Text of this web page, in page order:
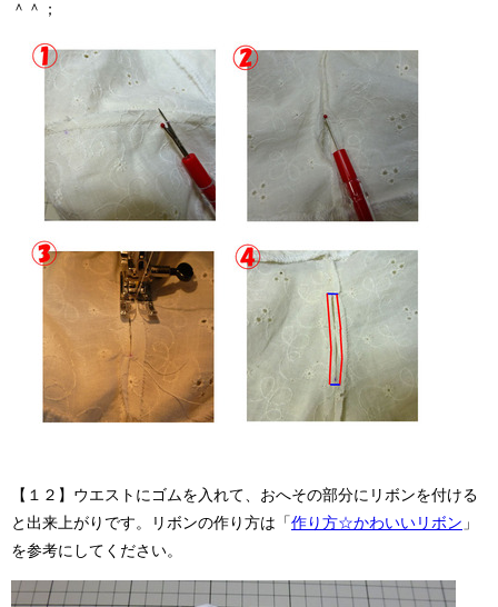
＾＾；
【１２】ウエストにゴムを入れて、おへその部分にリボンを付ける
と出来上がりです。リボンの作り方は「 作り方☆かわいいリボン 」
を参考にしてください。